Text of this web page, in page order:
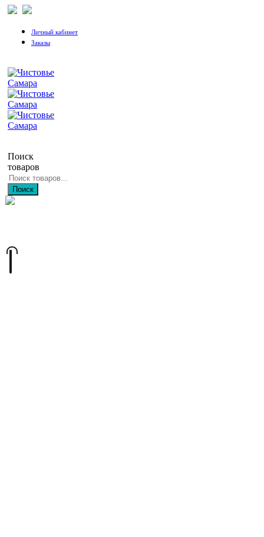
Личный кабинет
Заказы
Поиск
товаров
Поиск
+7 (927) 692-85-83